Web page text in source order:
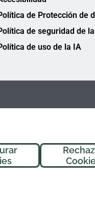
¡Hola!
hoy?
de Protección de
de seguridad de
de uso de la IA